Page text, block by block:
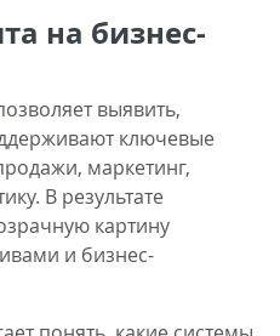
на бизнес-
выявить,
ключевые
маркетинг,
В результате
картину
и бизнес-